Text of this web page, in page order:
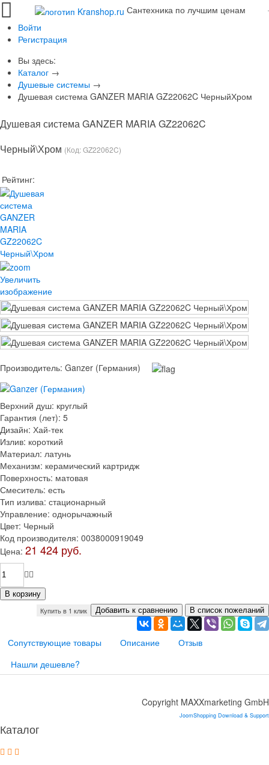
Сантехника по лучшим ценам
Войти
Регистрация
Вы здесь:
Каталог →
Душевые системы →
Душевая система GANZER MARIA GZ22062C ЧерныйХром
Душевая система GANZER MARIA GZ22062C
Черный\Хром (Код:GZ22062C)
Рейтинг:
Увеличить
изображение
Производитель: Ganzer (Германия)
Верхний душ: круглый
Гарантия (лет): 5
Дизайн: Хай-тек
Излив: короткий
Материал: латунь
Механизм: керамический картридж
Поверхность: матовая
Смеситель: есть
Тип излива: стационарный
Управление: однорычажный
Цвет: Черный
Код производителя: 0038000919049
Цена: 21 424 руб.
Купить в 1 клик
Сопутствующие товары Описание
Отзыв
Нашли дешевле?
Copyright MAXXmarketing GmbH
JoomShopping Download & Support
Каталог